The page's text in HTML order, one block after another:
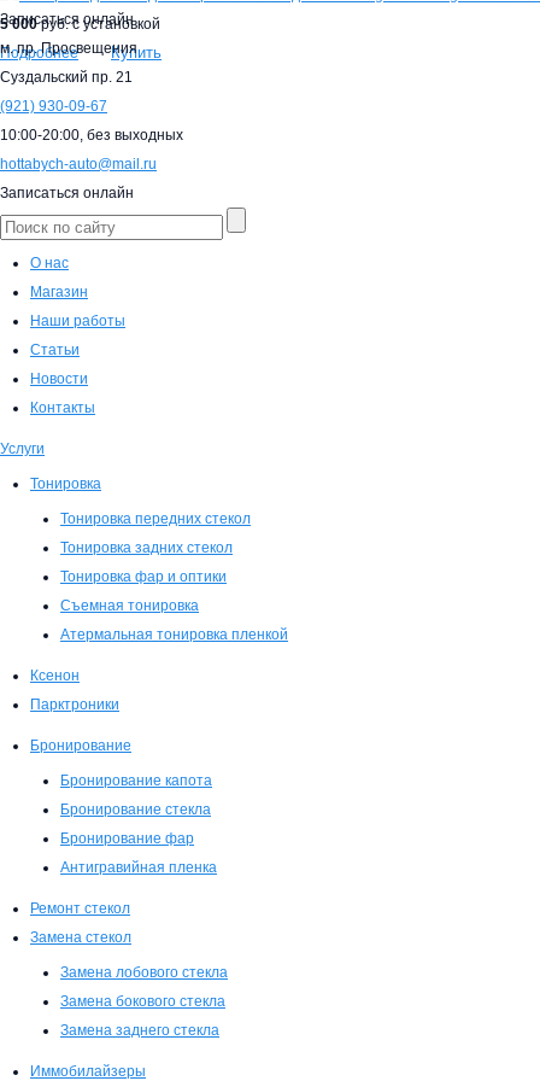
5 000руб. с установкой
Подробнее
Купить
Записаться онлайн
м. пр. Просвещения
Суздальский пр. 21
(921) 930-09-67
10:00-20:00, без выходных
hottabych-auto@mail.ru
Записаться онлайн
О нас
Магазин
Наши работы
Статьи
Новости
Контакты
Услуги
Тонировка
Тонировка передних стекол
Тонировка задних стекол
Тонировка фар и оптики
Съемная тонировка
Атермальная тонировка пленкой
Ксенон
Парктроники
Бронирование
Бронирование капота
Бронирование стекла
Бронирование фар
Антигравийная пленка
Ремонт стекол
Замена стекол
Замена лобового стекла
Замена бокового стекла
Замена заднего стекла
Иммобилайзеры